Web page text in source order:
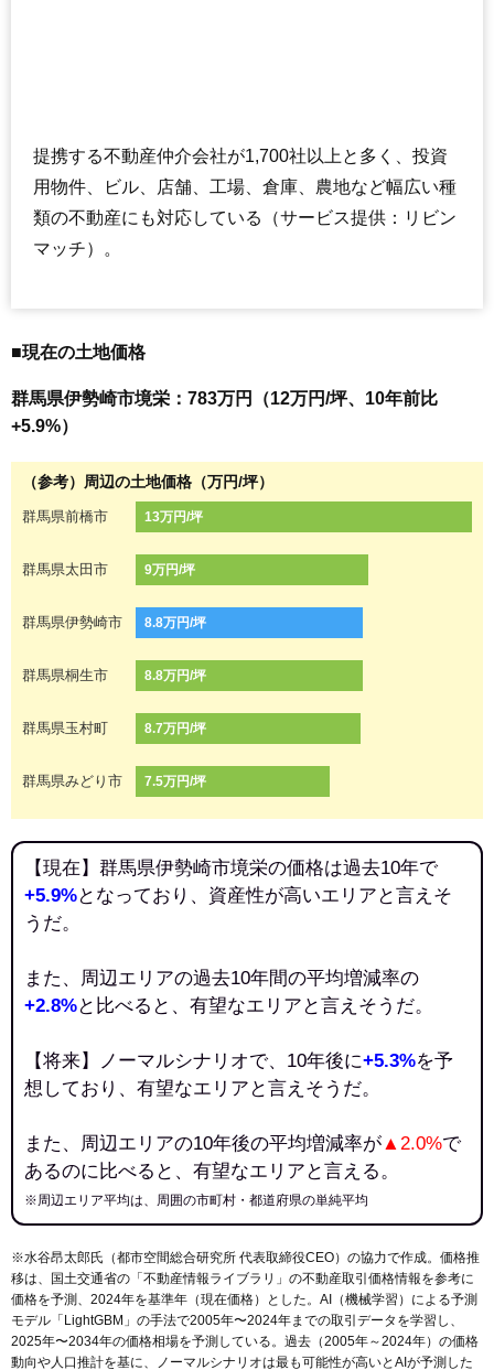
提携する不動産仲介会社が1,700社以上と多く、投資
用物件、ビル、店舗、工場、倉庫、農地など幅広い種
類の不動産にも対応している（サービス提供：リビン
マッチ）。
■現在の土地価格
群馬県伊勢崎市境栄：783万円（12万円/坪、10年前比
+5.9%）
（参考）周辺の土地価格（万円/坪）
群馬県前橋市 13万円/坪
群馬県太田市 9万円/坪
群馬県伊勢崎市 8.8万円/坪
群馬県桐生市 8.8万円/坪
群馬県玉村町 8.7万円/坪
群馬県みどり市 7.5万円/坪
【現在】群馬県伊勢崎市境栄の価格は過去10年で
+5.9%となっており、資産性が高いエリアと言えそ
うだ。
また、周辺エリアの過去10年間の平均増減率の
+2.8%と比べると、有望なエリアと言えそうだ。
【将来】ノーマルシナリオで、10年後に+5.3%を予
想しており、有望なエリアと言えそうだ。
また、周辺エリアの10年後の平均増減率が▲2.0%で
あるのに比べると、有望なエリアと言える。
※周辺エリア平均は、周囲の市町村・都道府県の単純平均
※水谷昂太郎氏（都市空間総合研究所 代表取締役CEO）の協力で作成。価格推
移は、国土交通省の「 不動産情報ライブラリ 」の不動産取引価格情報を参考に
価格を予測、2024年を基準年（現在価格）とした。AI（機械学習）による予測
モデル「LightGBM」の手法で2005年〜2024年までの取引データを学習し、
2025年〜2034年の価格相場を予測している。過去（2005年～2024年）の価格
動向や人口推計を基に、ノーマルシナリオは最も可能性が高いとAIが予測した